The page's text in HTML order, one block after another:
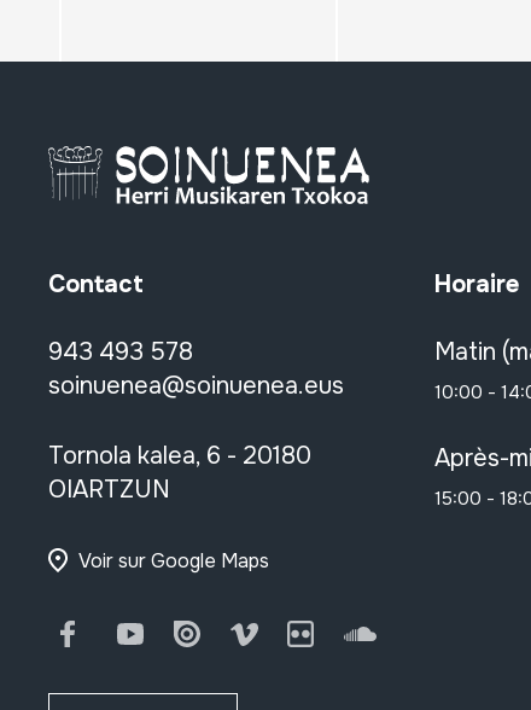
Contact
943 493 578
soinuenea@soinuenea.eus
Tornola kalea, 6 - 20180
OIARTZUN
Voir sur Google Maps
FacebookYoutubeIssuu Vimeo FlickrSoundCloud
Horaire
Matin
10:00 -
Après-
15:00 -